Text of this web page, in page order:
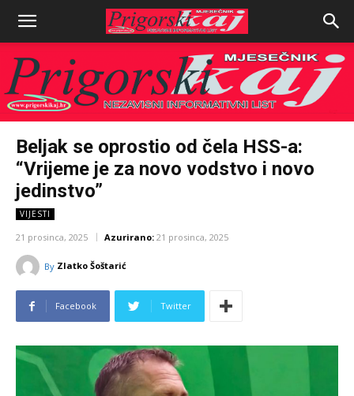
Beljak se oprostio od čela HSS-a:
“Vrijeme je za novo vodstvo i novo
jedinstvo”
VIJESTI
21 prosinca, 2025 Azurirano: 21 prosinca, 2025
By Zlatko Šoštarić
Facebook Twitter